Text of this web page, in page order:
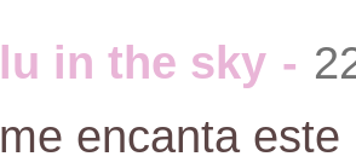
lu in the sky -
me encanta